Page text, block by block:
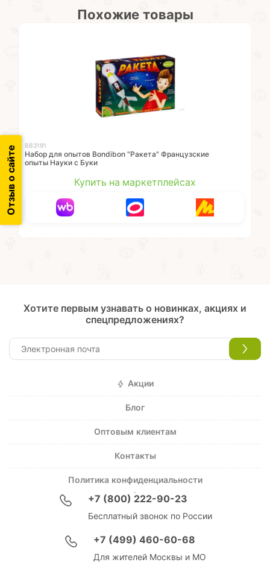
Похожие товары
ВВ3191
Набор для опытов Bondibon "Ракета" Французские
опыты Науки с Буки
Купить на маркетплейсах
Отзыв о сайте
Хотите первым узнавать о новинках, акциях и
спецпредложениях?
Акции
Блог
Оптовым клиентам
Контакты
Политика конфиденциальности
+7 (800) 222-90-23
Бесплатный звонок по России
+7 (499) 460-60-68
Для жителей Москвы и МО